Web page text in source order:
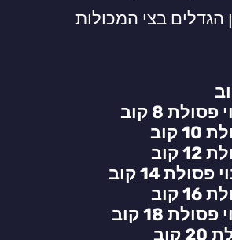
הגדלים בצי המכולות
8 קוב
קוב
קוב
14 קוב
קוב
18 קוב